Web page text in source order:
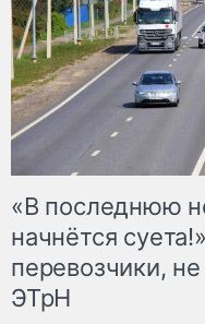
«В последнюю
начнётся
перевозчики,
ЭТрН